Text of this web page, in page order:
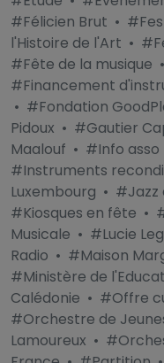
#Félicien Brut •
l'Histoire de l'Art •
#Fête de la musique •
#Financement
• #Fondation
Pidoux • #Gautier
Maalouf • #Info asso
#Instruments
Luxembourg • #Jazz
#Kiosques en fête •
Musicale • #Lucie
Radio • #Maison
#Ministère de
Calédonie • #Offre
#Orchestre de
Lamoureux •